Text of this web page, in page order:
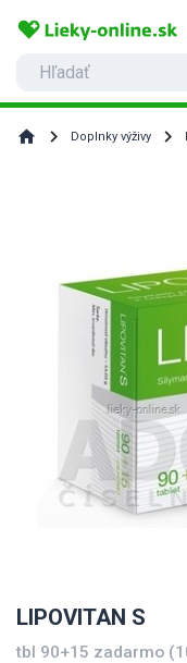
home Doplnky výživy
LIPOVITAN S
tbl 90+15 zadarmo